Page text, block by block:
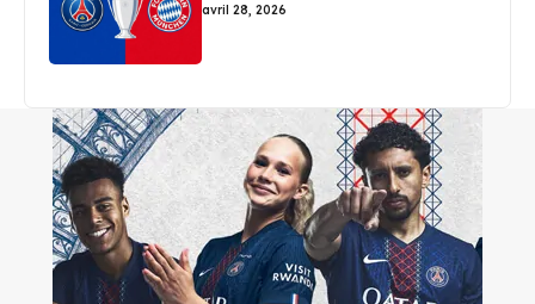
avril 28, 2026